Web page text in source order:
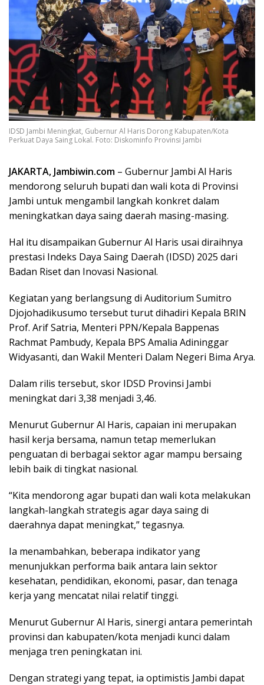
IDSD Jambi Meningkat, Gubernur Al Haris Dorong Kabupaten/Kota
Perkuat Daya Saing Lokal. Foto: Diskominfo Provinsi Jambi
JAKARTA, Jambiwin.com – Gubernur Jambi Al Haris
mendorong seluruh bupati dan wali kota di Provinsi
Jambi untuk mengambil langkah konkret dalam
meningkatkan daya saing daerah masing-masing.
Hal itu disampaikan Gubernur Al Haris usai diraihnya
prestasi Indeks Daya Saing Daerah (IDSD) 2025 dari
Badan Riset dan Inovasi Nasional.
Kegiatan yang berlangsung di Auditorium Sumitro
Djojohadikusumo tersebut turut dihadiri Kepala BRIN
Prof. Arif Satria, Menteri PPN/Kepala Bappenas
Rachmat Pambudy, Kepala BPS Amalia Adininggar
Widyasanti, dan Wakil Menteri Dalam Negeri Bima Arya.
Dalam rilis tersebut, skor IDSD Provinsi Jambi
meningkat dari 3,38 menjadi 3,46.
Menurut Gubernur Al Haris, capaian ini merupakan
hasil kerja bersama, namun tetap memerlukan
penguatan di berbagai sektor agar mampu bersaing
lebih baik di tingkat nasional.
“Kita mendorong agar bupati dan wali kota melakukan
langkah-langkah strategis agar daya saing di
daerahnya dapat meningkat,” tegasnya.
Ia menambahkan, beberapa indikator yang
menunjukkan performa baik antara lain sektor
kesehatan, pendidikan, ekonomi, pasar, dan tenaga
kerja yang mencatat nilai relatif tinggi.
Menurut Gubernur Al Haris, sinergi antara pemerintah
provinsi dan kabupaten/kota menjadi kunci dalam
menjaga tren peningkatan ini.
Dengan strategi yang tepat, ia optimistis Jambi dapat